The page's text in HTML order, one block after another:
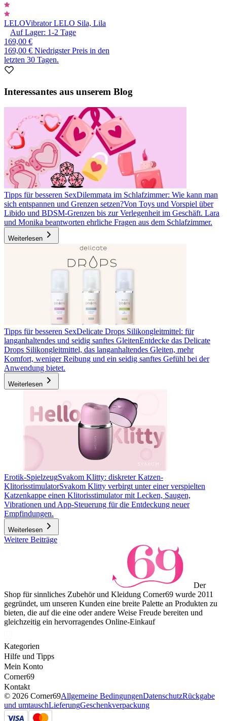
LELOVibrator LELO Sila, Lila
Auf Lager: 1-2 Tage
169,00 €
169,00 € Niedrigster Preis in den
letzten 30 Tagen.
Interessantes aus unserem Blog
Tipps für besseren SexDilemmata im Schlafzimmer: Wie kann man
sich entspannen und Grenzen setzen?Von Toys und Vorspiel über
Libido und BDSM-Grenzen bis zur Verlegenheit im Geschäft. Lara
und Monika beantworten ehrliche Fragen aus dem Schlafzimmer.
Weiterlesen
Tipps für besseren SexDelicate Drops Silikongleitmittel: für
langanhaltendes und seidig sanftes GleitenEntdecke das Delicate
Drops Silikongleitmittel, das langanhaltendes Gleiten, mehr
Komfort, weniger Reibung und ein seidig sanftes Gefühl bei der
Anwendung bietet.
Weiterlesen
Erotik-SpielzeugSvakom Klitty: diskreter Katzen-
KlitorisstimulatorSvakom Klitty verbirgt unter einer verspielten
Katzenkappe einen Klitorisstimulator mit Lecken, Saugen,
Vibrationen und App-Steuerung für die Entdeckung neuer
Empfindungen.
Weiterlesen
Weitere Beiträge
Der
Shop für sinnliches Zubehör und Kleidung Corner69 wurde 2011
gegründet, um unseren Kunden eine breite Palette an Produkten zu
bieten, die auf die eine oder andere Weise Freude bereiten und
gleichzeitig ein hervorragendes Online-Einkauf
Kategorien
Hilfe und Tipps
Mein Konto
Corner69
Kontakt
© 2026 Corner69Allgemeine BedingungenDatenschutzRückgabe
und umtauschLieferungGeschenkverpackung